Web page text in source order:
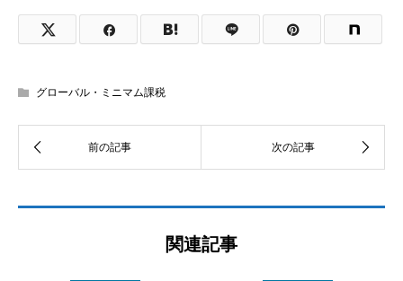
グローバル・ミニマム課税
関連記事